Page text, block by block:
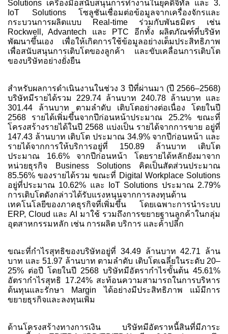
Solutions เครื่องมือสนับสนุนการทำงานในยุคดิจิทัล และ 3.
IoT Solutions โซลูชันเชื่อมต่อข้อมูลจากเครื่องจักรและ
กระบวนการผลิตแบบ Real-time ร่วมกับพันธมิตร เช่น
Rockwell, Advantech และ PTC อีกทั้ง ผลิตภัณฑ์ที่บริษัท
พัฒนาขึ้นเอง เพื่อให้เกิดการใช้ข้อมูลอย่างเต็มประสิทธิภาพ
เพื่อสนับสนุนการเติบโตของลูกค้า และขับเคลื่อนการเติบโต
ของบริษัทอย่างยั่งยืน
สำหรับผลการดำเนินงานในช่วง 3 ปีที่ผ่านมา (ปี 2566–2568)
บริษัทมีรายได้รวม 229.74 ล้านบาท 240.78 ล้านบาท และ
301.44 ล้านบาท ตามลำดับ เติบโตอย่างต่อเนื่อง โดยในปี
2568 รายได้เพิ่มขึ้นจากปีก่อนหน้าประมาณ 25.2% ขณะที่
โครงสร้างรายได้ในปี 2568 แบ่งเป็น รายได้จากการขาย อยู่ที่
147.43 ล้านบาท เติบโต ประมาณ 34.9% จากปีก่อนหน้า และ
รายได้จากการให้บริการอยู่ที่ 150.89 ล้านบาท เติบโต
ประมาณ 16.6% จากปีก่อนหน้า โดยรายได้หลักยังมาจาก
หน่วยธุรกิจ Business Solutions คิดเป็นสัดส่วนประมาณ
85.56% ของรายได้รวม ขณะที่ Digital Workplace Solutions
อยู่ที่ประมาณ 10.62% และ IoT Solutions ประมาณ 2.79%
การเติบโตดังกล่าวได้รับแรงหนุนจากการลงทุนด้าน
เทคโนโลยีของภาคธุรกิจที่เพิ่มขึ้น โดยเฉพาะการนำระบบ
ERP, Cloud และ AI มาใช้ รวมถึงการขยายฐานลูกค้าในกลุ่ม
อุตสาหกรรมหลัก เช่น การผลิต บริการ และค้าปลีก
ขณะที่กำไรสุทธิของบริษัทอยู่ที่ 34.49 ล้านบาท 42.71 ล้าน
บาท และ 51.97 ล้านบาท ตามลำดับ เติบโตเฉลี่ยในระดับ 20–
25% ต่อปี โดยในปี 2568 บริษัทมีอัตรากำไรขั้นต้น 45.61%
อัตรากำไรสุทธิ 17.24% สะท้อนความสามารถในการบริหาร
ต้นทุนและรักษา Margin ได้อย่างมีประสิทธิภาพ แม้มีการ
ขยายธุรกิจและลงทุนเพิ่ม
ด้านโครงสร้างทางการเงิน บริษัทมีอัตราหนี้สินที่มีภาระ